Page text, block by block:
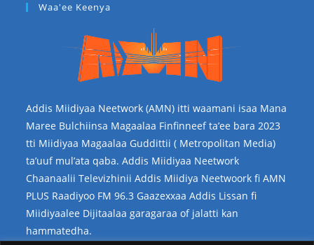
Waa'ee Keenya
Addis Miidiyaa Neetwork (AMN) itti waamani isaa Mana
Maree Bulchiinsa Magaalaa Finfinneef ta’ee bara 2023
tti Miidiyaa Magaalaa Guddittii ( Metropolitan Media)
ta’uuf mul’ata qaba. Addis Miidiyaa Neetwork
Chaanaalii Televizhinii Addis Miidiya Neetwoork fi AMN
PLUS Raadiyoo FM 96.3 Gaazexxaa Addis Lissan fi
Miidiyaalee Dijitaalaa garagaraa of jalatti kan
hammatedha.